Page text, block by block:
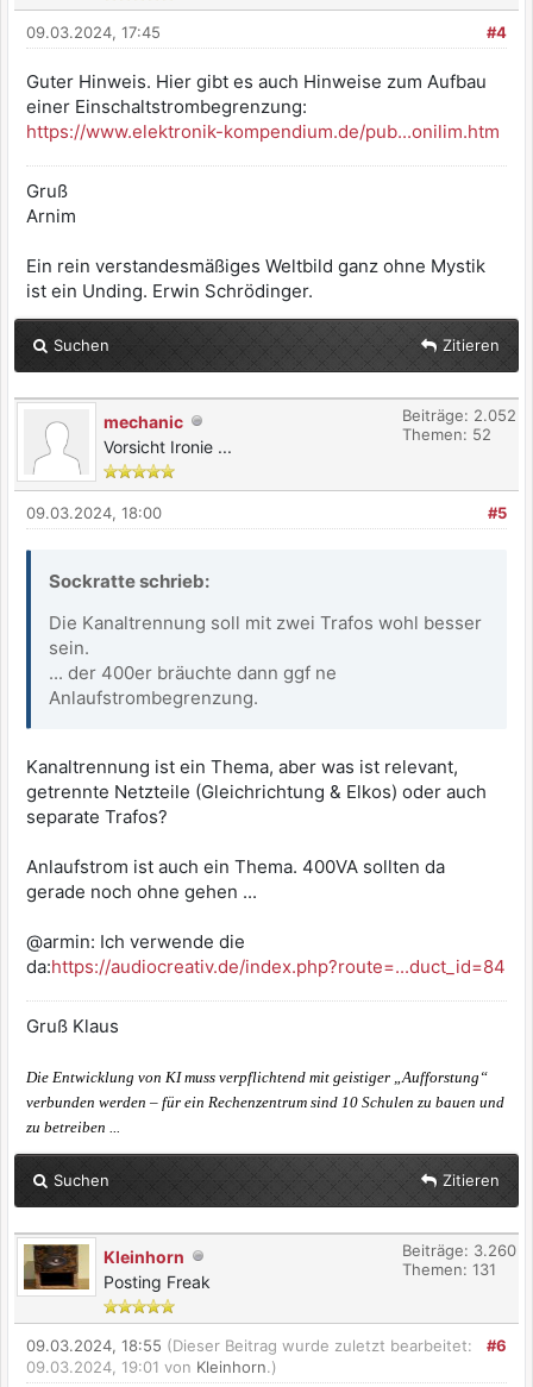
#4
09.03.2024, 17:45
Guter Hinweis. Hier gibt es auch Hinweise zum Aufbau
einer Einschaltstrombegrenzung:
https://www.elektronik-kompendium.de/pub...onilim.htm
Gruß
Arnim
Ein rein verstandesmäßiges Weltbild ganz ohne Mystik
ist ein Unding. Erwin Schrödinger.
Suchen Zitieren
mechanic
Vorsicht Ironie ...
Beiträge: 2.052
Themen: 52
#5
09.03.2024, 18:00
Sockratte schrieb:
Die Kanaltrennung soll mit zwei Trafos wohl besser
sein.
... der 400er bräuchte dann ggf ne
Anlaufstrombegrenzung.
Kanaltrennung ist ein Thema, aber was ist relevant,
getrennte Netzteile (Gleichrichtung & Elkos) oder auch
separate Trafos?
Anlaufstrom ist auch ein Thema. 400VA sollten da
gerade noch ohne gehen ...
@armin: Ich verwende die
da:https://audiocreativ.de/index.php?route=...duct_id=84
Gruß Klaus
Die Entwicklung von KI muss verpflichtend mit geistiger „Aufforstung“
verbunden werden – für ein Rechenzentrum sind 10 Schulen zu bauen und
zu betreiben ...
Suchen Zitieren
Kleinhorn
Posting Freak
Beiträge: 3.260
Themen: 131
#6
09.03.2024, 18:55 (Dieser Beitrag wurde zuletzt bearbeitet:
09.03.2024, 19:01 von Kleinhorn.)